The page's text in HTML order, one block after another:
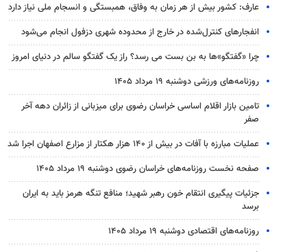
عارف: کشور بیش از هر زمان به وفاق، همبستگی و انسجام ملی نیاز دارد
انفجارهای کنترل‌شده در خارج از محدوده شهری دزفول انجام می‌شود
چرا «گفتگو»ها به بن بست می رسد؟ راز یک گفتگو سالم در دنیای امروز
روزنامه‌های ورزشی دوشنبه ۱۹ مرداد ۱۴۰۵
تامین بازار اقلام اساسی خراسان رضوی برای میزبانی از زائران دهه آخر
صفر
عملیات مبارزه با آفات در بیش از ۱۴۰ هزار هکتار از مزارع اصفهان اجرا شد
صفحه نخست روزنامه‌های خراسان رضوی دوشنبه ۱۹ مرداد ۱۴۰۵
جزئیات پیگیری انتقام خون رهبر شهید؛ منافع تنگه هرمز باید به ایران
برسد
روزنامه‌های اقتصادی دوشنبه ۱۹ مرداد ۱۴۰۵